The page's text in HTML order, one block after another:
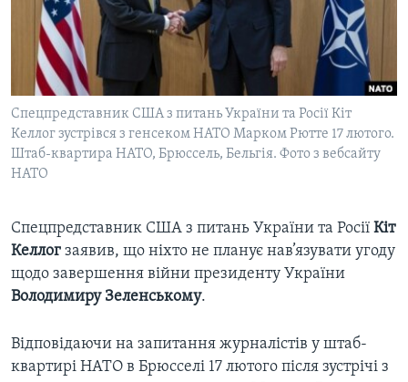
СУСПІЛЬСТВО
ЕКОНОМІКА
ІСТОРІЇ УСПІХУ УКРАЇНЦІВ
ТЕЛЕПРОГРАМИ
ЧАС-TIME
СТУДІЯ ВАШИНГТОН
ВІКНО В АМЕРИКУ
ПОГЛЯД З ВАШИНГТОНА
ENGLISH
Learning English
МИ В СОЦМЕРЕЖАХ
Мови
Спецпредставник США з питань України та Росії Кіт
Келлог зустрівся з генсеком НАТО Марком Рютте 17 лютого.
Штаб-квартира НАТО, Брюссель, Бельгія. Фото з вебсайту
НАТО
Спецпредставник США з питань України та Росії Кіт
Келлог заявив, що ніхто не планує нав’язувати угоду
щодо завершення війни президенту України
Володимиру Зеленському.
Відповідаючи на запитання журналістів у штаб-
квартирі НАТО в Брюсселі 17 лютого після зустрічі з